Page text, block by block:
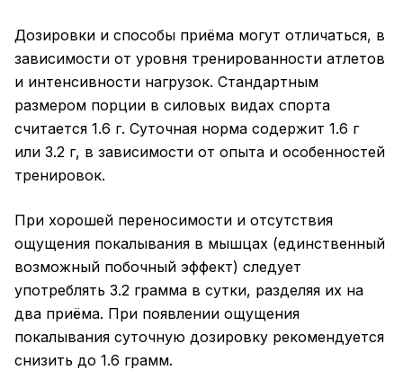
Дозировки и способы приёма могут отличаться, в
зависимости от уровня тренированности атлетов
и интенсивности нагрузок. Стандартным
размером порции в силовых видах спорта
считается 1.6 г. Суточная норма содержит 1.6 г
или 3.2 г, в зависимости от опыта и особенностей
тренировок.
При хорошей переносимости и отсутствия
ощущения покалывания в мышцах (единственный
возможный побочный эффект) следует
употреблять 3.2 грамма в сутки, разделяя их на
два приёма. При появлении ощущения
покалывания суточную дозировку рекомендуется
снизить до 1.6 грамм.